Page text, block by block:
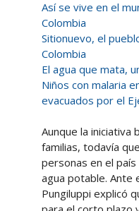
Así se vive en el
Colombia
Sitionuevo, el
Colombia
El agua que mata,
Niños con malaria
evacuados por el
Aunque la iniciativa
familias, todavía
personas en el
agua potable. Ante
Pungiluppi explicó